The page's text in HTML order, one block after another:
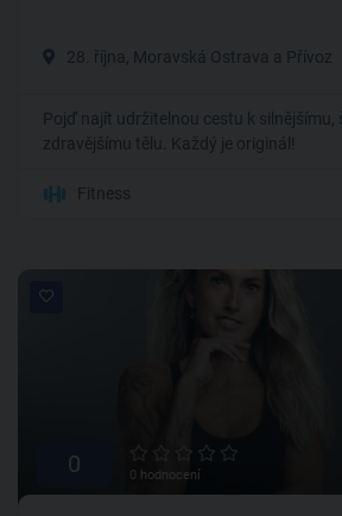
28. října, Moravská Ostrava a Přívoz
Pojď najít udržitelnou cestu k silnějšímu,
zdravějšímu tělu. Každý je originál!
Fitness
0 0 hodnocení